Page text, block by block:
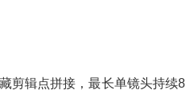
剪辑点拼接，最长单镜头持续8